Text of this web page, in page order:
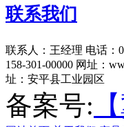
联系我们
联系人：王经理 电话：
158-301-00000 网址：
址：安平县工业园区
备案号: